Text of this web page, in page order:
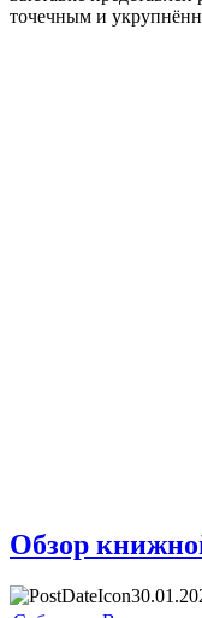
точечным и
Обзор